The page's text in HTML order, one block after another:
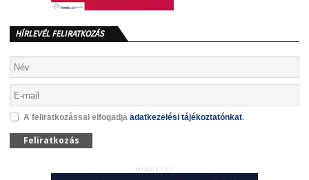
HÍRLEVÉL FELIRATKOZÁS
A feliratkozással elfogadja adatkezelési tájékoztatónkat.
Feliratkozás
HIRDETÉS